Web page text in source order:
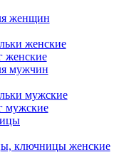
женщин
женские
женские
мужчин
мужские
мужские
ключницы женские